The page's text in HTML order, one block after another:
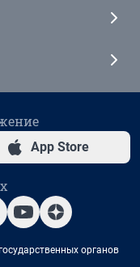
App Store
органов